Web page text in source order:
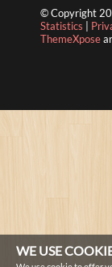
© Copyright
Statistics
ThemeXpose
WE USE